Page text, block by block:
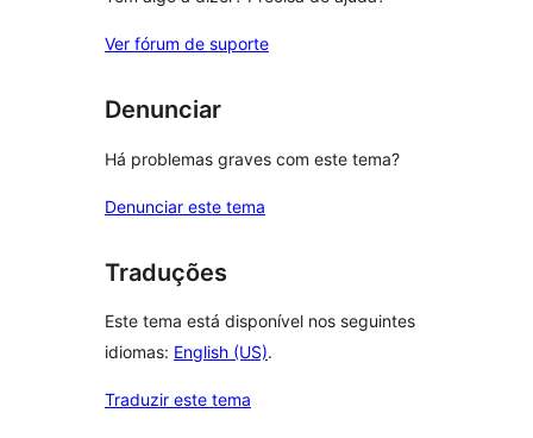
Ver fórum de suporte
Denunciar
Há problemas graves com este tema?
Denunciar este tema
Traduções
Este tema está disponível nos seguintes
idiomas: English (US).
Traduzir este tema